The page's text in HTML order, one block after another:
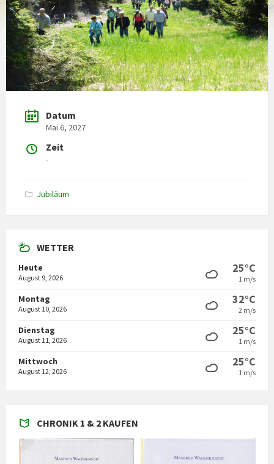
Datum
Mai 6, 2027
Zeit
-
Jubiläum
WETTER
Heute
August 9, 2026
25°C
1 m/s
Montag
August 10, 2026
32°C
2 m/s
Dienstag
August 11, 2026
25°C
1 m/s
Mittwoch
August 12, 2026
25°C
1 m/s
CHRONIK 1 & 2 KAUFEN